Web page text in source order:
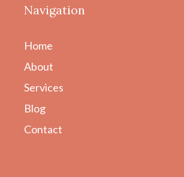
Navigation
Home
About
Services
Blog
Contact